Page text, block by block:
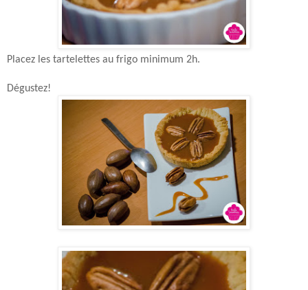
Placez les tartelettes au frigo minimum 2h.
Dégustez!